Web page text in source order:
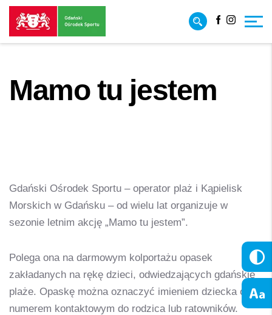
Przejdź
treści
Przejdź
do
strony
Facebook
Mamo tu jestem
Gdański Ośrodek Sportu – operator plaż i Kąpielisk
Morskich w Gdańsku – od wielu lat organizuje w
sezonie letnim akcję „Mamo tu jestem”.
Polega ona na darmowym kolportażu opasek
zakładanych na rękę dzieci, odwiedzających gdańskie
plaże. Opaskę można oznaczyć imieniem dziecka oraz
numerem kontaktowym do rodzica lub ratowników.